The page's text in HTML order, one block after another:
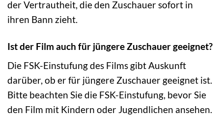
der Vertrautheit, die den Zuschauer sofort in
ihren Bann zieht.
Ist der Film auch für jüngere Zuschauer geeignet?
Die FSK-Einstufung des Films gibt Auskunft
darüber, ob er für jüngere Zuschauer geeignet ist.
Bitte beachten Sie die FSK-Einstufung, bevor Sie
den Film mit Kindern oder Jugendlichen ansehen.